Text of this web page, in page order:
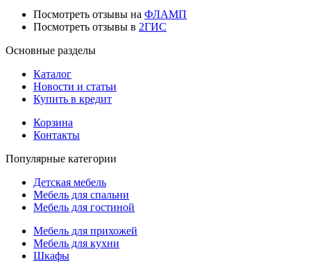
Посмотреть отзывы на ФЛАМП
Посмотреть отзывы в 2ГИС
Основные разделы
Каталог
Новости и статьи
Купить в кредит
Корзина
Контакты
Популярные категории
Детская мебель
Мебель для спальни
Мебель для гостиной
Мебель для прихожей
Мебель для кухни
Шкафы